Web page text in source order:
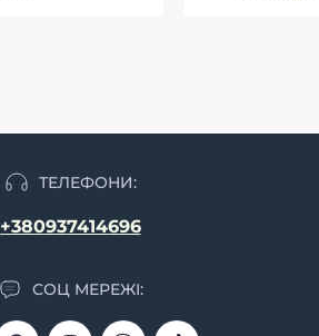
ТЕЛЕФОНИ:
+380937414696
СОЦ МЕРЕЖІ: